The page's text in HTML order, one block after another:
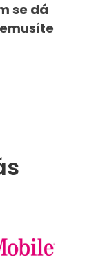
se dá